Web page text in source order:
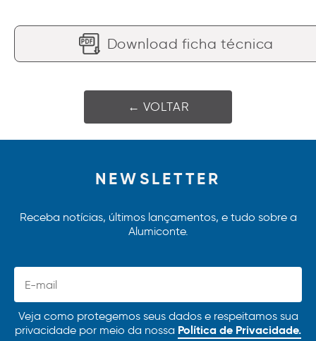
Download ficha técnica
← VOLTAR
NEWSLETTER
Receba notícias, últimos lançamentos, e tudo sobre a
Alumiconte.
Veja como protegemos seus dados e respeitamos sua
privacidade por meio da nossa Política de Privacidade.